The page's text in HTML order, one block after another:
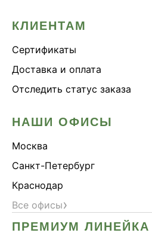
КЛИЕНТАМ
Сертификаты
Доставка и оплата
Отследить статус заказа
НАШИ ОФИСЫ
Москва
Санкт-Петербург
Краснодар
Все офисы›
ПРЕМИУМ ЛИНЕЙКА